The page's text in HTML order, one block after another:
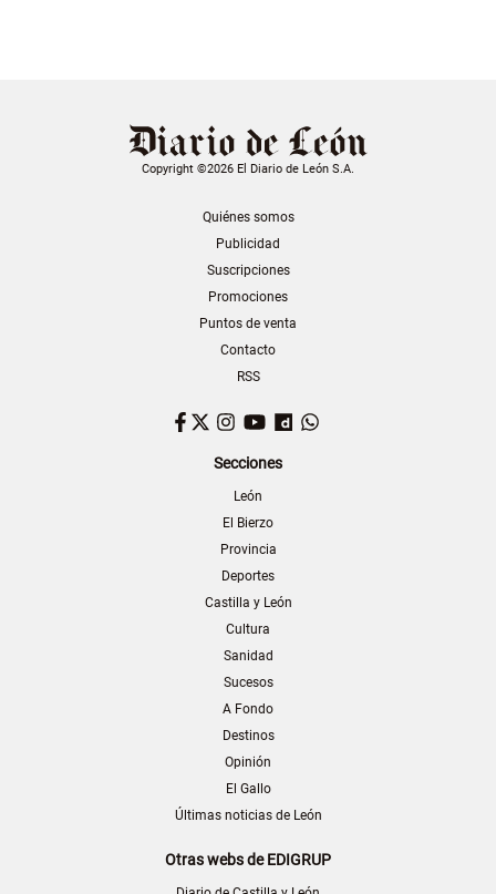
Copyright ©2026 El Diario de León S.A.
Quiénes somos
Publicidad
Suscripciones
Promociones
Puntos de venta
Contacto
RSS
Facebook
TwitterInstagram
YouTubeDailymotion
Secciones
León
El Bierzo
Provincia
Deportes
Castilla y León
Cultura
Sanidad
Sucesos
A Fondo
Destinos
Opinión
El Gallo
Últimas noticias de León
Otras webs de EDIGRUP